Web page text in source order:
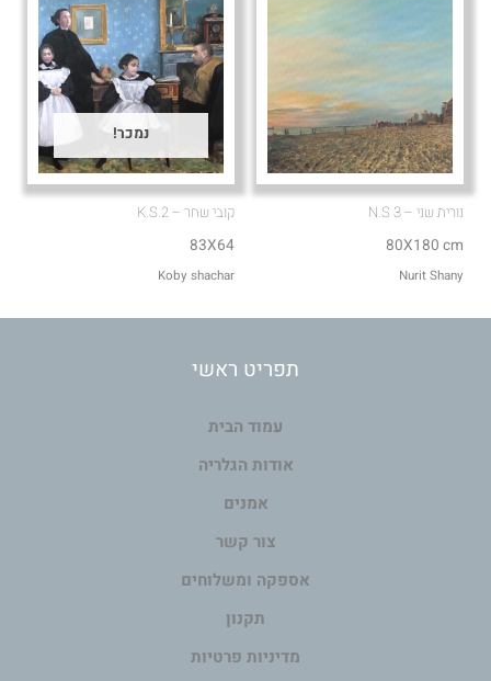
נורית שני – N.S 3
80X180 cm
Nurit Shany
נמכר!
קובי שחר – K.S.2
83X64
Koby shachar
תפריט ראשי
עמוד הבית
אודות הגלריה
אמנים
צור קשר
אספקה ומשלוחים
תקנון
מדיניות פרטיות